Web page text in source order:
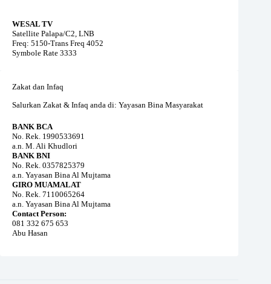
WESAL TV
Satellite Palapa/C2, LNB
Freq: 5150-Trans Freq 4052
Symbole Rate 3333
Zakat dan Infaq
Salurkan Zakat & Infaq anda di: Yayasan Bina Masyarakat
BANK BCA
No. Rek. 1990533691
a.n. M. Ali Khudlori
BANK BNI
No. Rek. 0357825379
a.n. Yayasan Bina Al Mujtama
GIRO MUAMALAT
No. Rek. 7110065264
a.n. Yayasan Bina Al Mujtama
Contact Person:
081 332 675 653
Abu Hasan